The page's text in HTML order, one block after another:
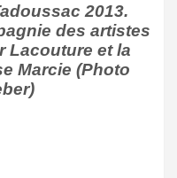
2013.
des artistes
Lacouture et la
Marcie (Photo